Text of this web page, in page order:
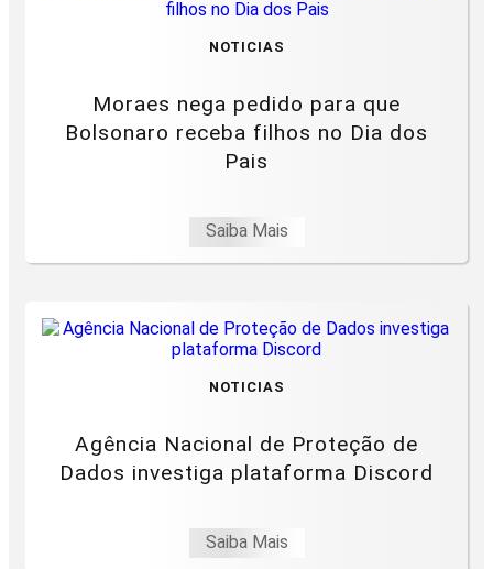
NOTICIAS
Moraes nega pedido para que
Bolsonaro receba filhos no Dia dos
Pais
Saiba Mais
NOTICIAS
Agência Nacional de Proteção de
Dados investiga plataforma Discord
Saiba Mais